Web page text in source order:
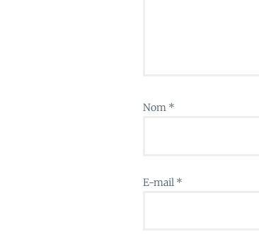
Nom *
E-mail *